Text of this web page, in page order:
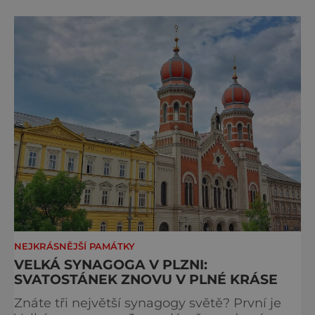
NEJKRÁSNĚJŠÍ PAMÁTKY
VELKÁ SYNAGOGA V PLZNI:
SVATOSTÁNEK ZNOVU V PLNÉ KRÁSE
Znáte tři největší synagogy světě? První je